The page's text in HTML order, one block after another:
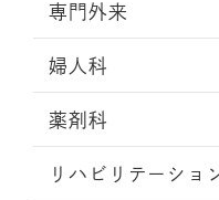
専門外来
婦人科
薬剤科
リハビリテーショ